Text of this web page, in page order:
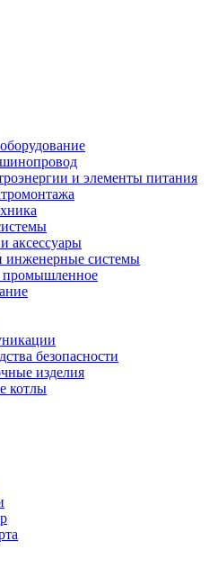
и элементы питания
аксессуары
инженерные системы
промышленное
безопасности
изделия
котлы